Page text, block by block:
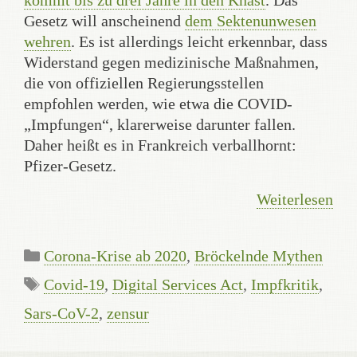
Gesetz will anscheinend dem Sektenunwesen
wehren. Es ist allerdings leicht erkennbar, dass
Widerstand gegen medizinische Maßnahmen,
die von offiziellen Regierungsstellen
empfohlen werden, wie etwa die COVID-
„Impfungen“, klarerweise darunter fallen.
Daher heißt es in Frankreich verballhornt:
Pfizer-Gesetz.
Weiterlesen
Kategorien
Corona-Krise ab 2020, Bröckelnde Mythen
Schlagwörter
Covid-19, Digital Services Act, Impfkritik,
Sars-CoV-2, zensur